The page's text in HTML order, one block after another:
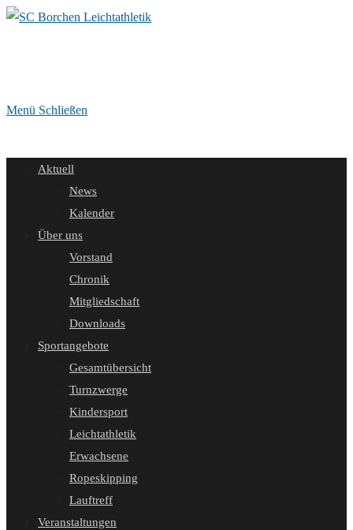
Zum
Menü Schließen
Aktuell
News
Kalender
Über uns
Vorstand
Chronik
Mitgliedschaft
Downloads
Sportangebote
Gesamtübersicht
Turnzwerge
Kindersport
Leichtathletik
Erwachsene
Ropeskipping
Lauftreff
Veranstaltungen